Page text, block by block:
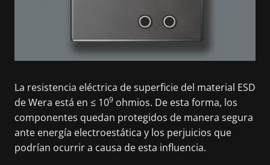
La resistencia eléctrica de superficie del material ESD
de Wera está en ≤ 109 ohmios. De esta forma, los
componentes quedan protegidos de manera segura
ante energía electroestática y los perjuicios que
podrían ocurrir a causa de esta influencia.